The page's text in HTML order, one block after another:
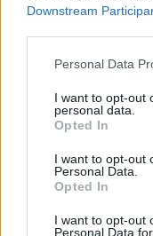
Downstream
Please note that this
not limited to your
grant or deny
use your data for
consent section.
Personal Data
I want to opt-out
personal data.
Opted In
I want to opt-out
Personal Data.
Opted In
I want to opt-out
Personal Data